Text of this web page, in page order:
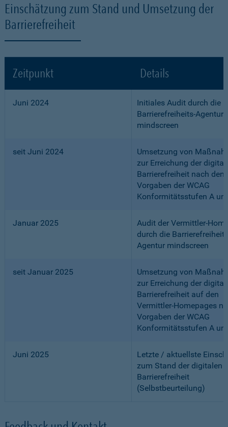
Einschätzung zum Stand und Umsetzung der
Barrierefreiheit
Zeitpunkt Details
Juni 2024
Initiales Audit durch die
Barrierefreiheits-Agentur
mindscreen
seit Juni 2024
Umsetzung von
zur Erreichung der
Barrierefreiheit nach den
Vorgaben der WCAG
Konformitätsstufen A
Januar 2025
Audit der Vermittler-
durch die
Agentur mindscreen
seit Januar 2025
Umsetzung von
zur Erreichung der
Barrierefreiheit auf den
Vermittler-Homepages
Vorgaben der WCAG
Konformitätsstufen A
Juni 2025
Letzte / aktuellste
zum Stand der digitalen
Barrierefreiheit
(Selbstbeurteilung)